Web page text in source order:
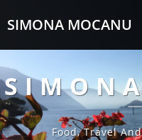
SIMONA MOCANU
Food, Travel